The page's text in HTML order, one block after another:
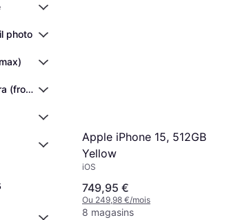
photo
(frontale)
Apple iPhone 15, 512GB
Yellow
iOS
749,95 €
Ou 249,98 €/mois
8 magasins